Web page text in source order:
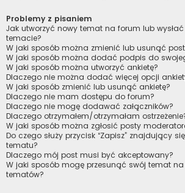
Problemy z pisaniem
Jak utworzyć nowy temat na forum lub
temacie?
W jaki sposób można zmienić lub usunąć
W jaki sposób można dodać podpis do
W jaki sposób można utworzyć ankietę?
Dlaczego nie można dodać więcej opcji
W jaki sposób zmienić lub usunąć ankietę?
Dlaczego nie mam dostępu do forum?
Dlaczego nie mogę dodawać załączników?
Dlaczego otrzymałem/otrzymałam
W jaki sposób można zgłosić posty
Do czego służy przycisk “Zapisz” znajdujący
tematu?
Dlaczego mój post musi być akceptowany?
W jaki sposób mogę przesunąć swój temat
tematów?